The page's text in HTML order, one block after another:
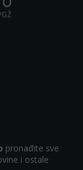
pronađite sve
i ostale